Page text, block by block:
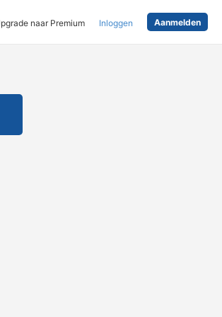
naar Premium Inloggen Aanmelden